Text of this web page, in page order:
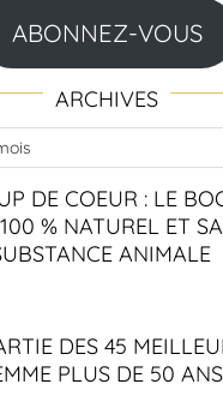
ABONNEZ-VOUS
ARCHIVES
DE COEUR : LE
% NATUREL ET
ANIMALE
DES 45
PLUS DE 50 ANS